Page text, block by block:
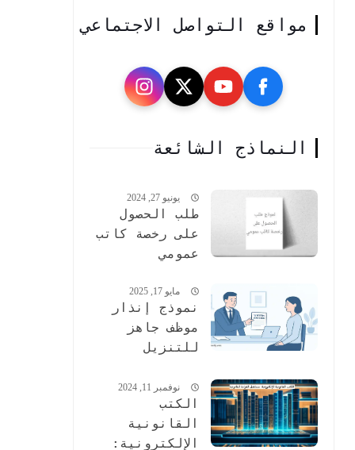
مواقع التواصل الاجتماعي
النماذج الشائعة
يونيو 27, 2024
طلب الحصول
على رخصة كاتب
عمومي
مايو 17, 2025
نموذج إنذار
موظف جاهز
للتنزيل
وتطبيقه
بفعالية
نوفمبر 11, 2024
الكتب
القانونية
الإلكترونية: